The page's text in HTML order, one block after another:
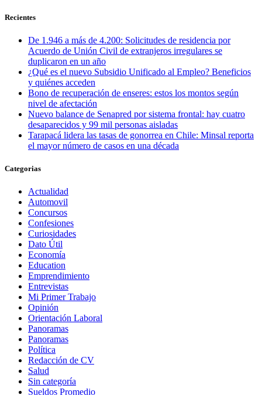
Recientes
De 1.946 a más de 4.200: Solicitudes de residencia por
Acuerdo de Unión Civil de extranjeros irregulares se
duplicaron en un año
¿Qué es el nuevo Subsidio Unificado al Empleo? Beneficios
y quiénes acceden
Bono de recuperación de enseres: estos los montos según
nivel de afectación
Nuevo balance de Senapred por sistema frontal: hay cuatro
desaparecidos y 99 mil personas aisladas
Tarapacá lidera las tasas de gonorrea en Chile: Minsal reporta
el mayor número de casos en una década
Categorias
Actualidad
Automovil
Concursos
Confesiones
Curiosidades
Dato Útil
Economía
Education
Emprendimiento
Entrevistas
Mi Primer Trabajo
Opinión
Orientación Laboral
Panoramas
Panoramas
Política
Redacción de CV
Salud
Sin categoría
Sueldos Promedio